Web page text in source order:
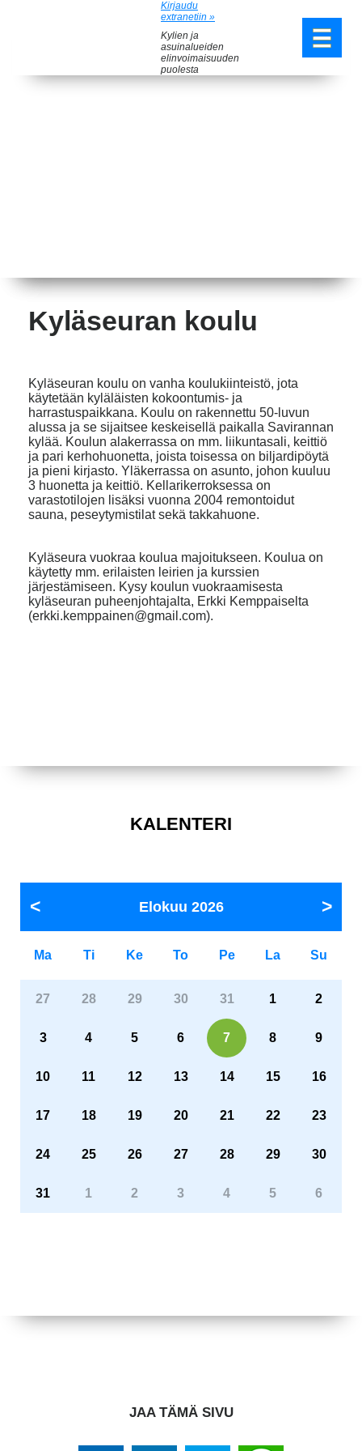
Kirjaudu
extranetiin »
Kylien ja
asuinalueiden
elinvoimaisuuden
puolesta
Kyläseuran koulu
Kyläseuran koulu on vanha koulukiinteistö, jota
käytetään kyläläisten kokoontumis- ja
harrastuspaikkana. Koulu on rakennettu 50-luvun
alussa ja se sijaitsee keskeisellä paikalla Savirannan
kylää. Koulun alakerrassa on mm. liikuntasali, keittiö
ja pari kerhohuonetta, joista toisessa on biljardipöytä
ja pieni kirjasto. Yläkerrassa on asunto, johon kuuluu
3 huonetta ja keittiö. Kellarikerroksessa on
varastotilojen lisäksi vuonna 2004 remontoidut
sauna, peseytymistilat sekä takkahuone.
Kyläseura vuokraa koulua majoitukseen. Koulua on
käytetty mm. erilaisten leirien ja kurssien
järjestämiseen. Kysy koulun vuokraamisesta
kyläseuran puheenjohtajalta, Erkki Kemppaiselta
(erkki.kemppainen@gmail.com).
KALENTERI
Elokuu 2026
Ma Ti Ke To Pe La Su
27 28 29 30 31 1 2
3 4 5 6 7 8 9
10 11 12 13 14 15 16
17 18 19 20 21 22 23
24 25 26 27 28 29 30
31 1 2 3 4 5 6
JAA TÄMÄ SIVU